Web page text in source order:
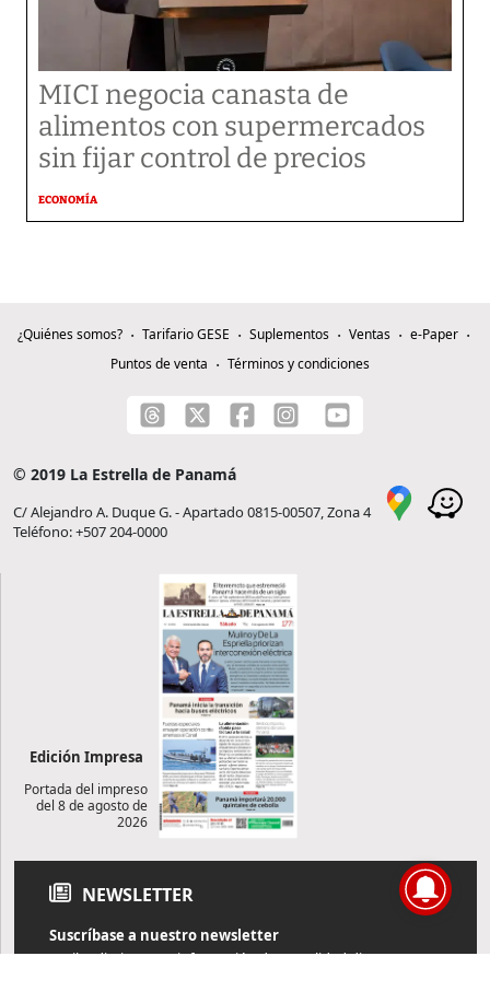
MICI negocia canasta de
alimentos con supermercados
sin fijar control de precios
ECONOMÍA
¿Quiénes somos? Tarifario GESE Suplementos Ventas
e-Paper
Puntos de venta
Términos y condiciones
© 2019 La Estrella de Panamá
C/ Alejandro A. Duque G. - Apartado 0815-00507, Zona 4
Teléfono: +507 204-0000
Edición Impresa
Portada del impreso
del 8 de agosto de
2026
NEWSLETTER
Suscríbase a nuestro newsletter
Reciba diariamente información de actualidad directamente en